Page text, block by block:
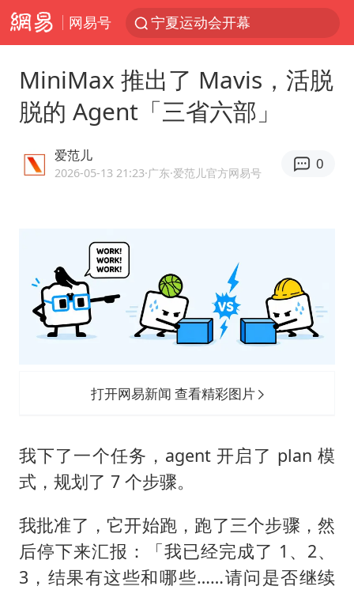
网易号
新疆优化调整景区内自驾服务费
情侣平潭拍日出坠崖1死1伤
老挝国会主席赛宋蓬逝世
《欢迎来龙餐馆》口碑
乐享全民健身 共筑健康中国
MiniMax 推出了 Mavis，活脱
脱的 Agent「三省六部」
爱范儿
2026-05-13 21:23·广东·爱范儿官方网易号
0
打开网易新闻 查看精彩图片
我下了一个任务，agent 开启了 plan 模
式，规划了 7 个步骤。
我批准了，它开始跑，跑了三个步骤，然
后停下来汇报：「我已经完成了 1、2、
3，结果有这些和哪些……请问是否继续